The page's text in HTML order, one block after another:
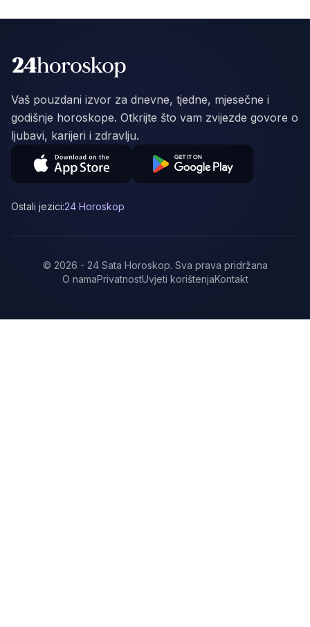
Vaš pouzdani izvor za dnevne, tjedne, mjesečne i
godišnje horoskope. Otkrijte što vam zvijezde govore o
ljubavi, karijeri i zdravlju.
Ostali jezici:24 Horoskop
© 2026 - 24 Sata Horoskop. Sva prava pridržana
O namaPrivatnostUvjeti korištenjaKontakt